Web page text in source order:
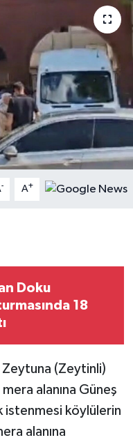
- A+
Doku
18
Zeytuna (Zeytinli)
alanına Güneş
istenmesi köylülerin
alanına